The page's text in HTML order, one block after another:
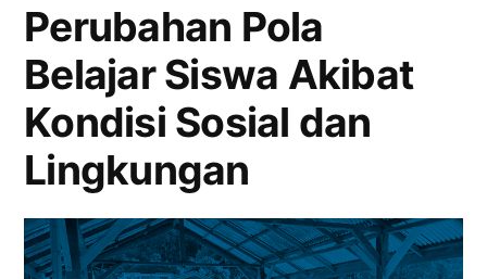
Perubahan Pola
Belajar Siswa Akibat
Kondisi Sosial dan
Lingkungan